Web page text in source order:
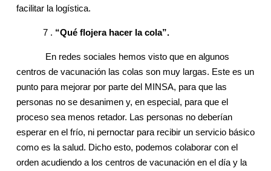
facilitar la logística.
7 . “Qué flojera hacer la cola”.
En redes sociales hemos visto que en algunos
centros de vacunación las colas son muy largas. Este es un
punto para mejorar por parte del MINSA, para que las
personas no se desanimen y, en especial, para que el
proceso sea menos retador. Las personas no deberían
esperar en el frío, ni pernoctar para recibir un servicio básico
como es la salud. Dicho esto, podemos colaborar con el
orden acudiendo a los centros de vacunación en el día y la